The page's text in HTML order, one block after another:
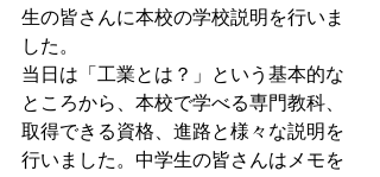
生の皆さんに本校の学校説明を行いま
した。
当日は「工業とは？」という基本的な
ところから、本校で学べる専門教科、
取得できる資格、進路と様々な説明を
行いました。中学生の皆さんはメモを